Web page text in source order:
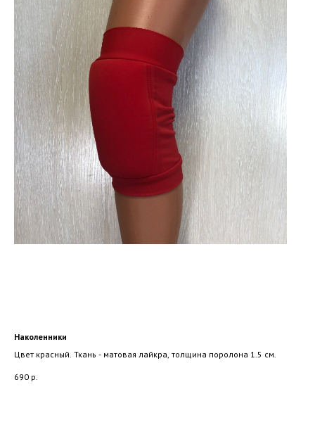
Наколенники
Цвет красный. Ткань - матовая лайкра, толщина поролона 1.5 см.
690 р.